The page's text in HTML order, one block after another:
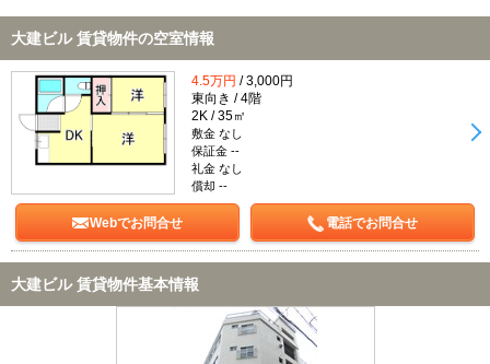
大建ビル 賃貸物件の空室情報
4.5万円 / 3,000円
東向き / 4階
2K / 35㎡
敷金 なし
保証金 --
礼金 なし
償却 --
Webでお問合せ 電話でお問合せ
大建ビル 賃貸物件基本情報